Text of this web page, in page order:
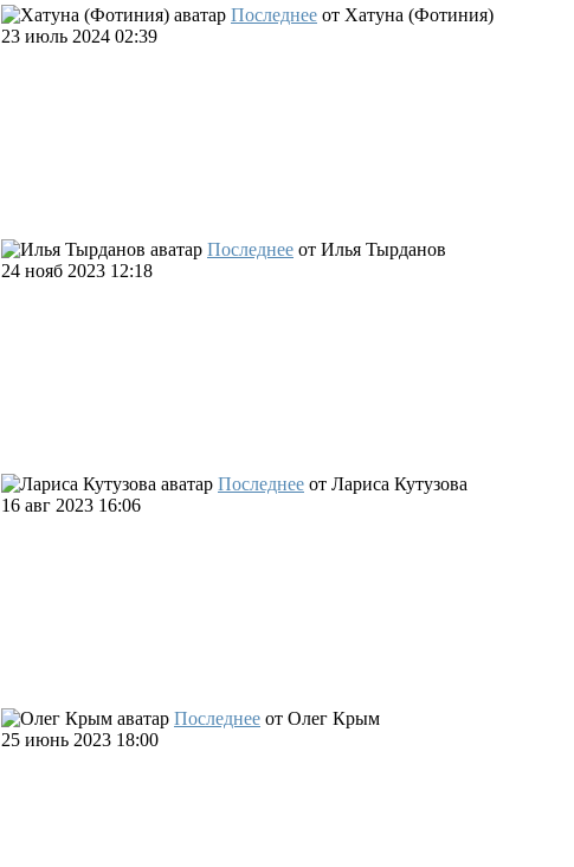
Последнее от Хатуна (Фотиния)
23 июль 2024 02:39
Последнее от Илья Тырданов
24 нояб 2023 12:18
Последнее от Лариса Кутузова
16 авг 2023 16:06
Последнее от Олег Крым
25 июнь 2023 18:00